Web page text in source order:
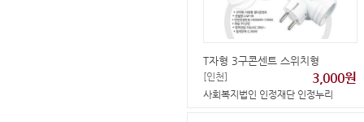
T자형 3구콘센트 스위치형
[인천] 3,000원
사회복지법인 인정재단 인정누리